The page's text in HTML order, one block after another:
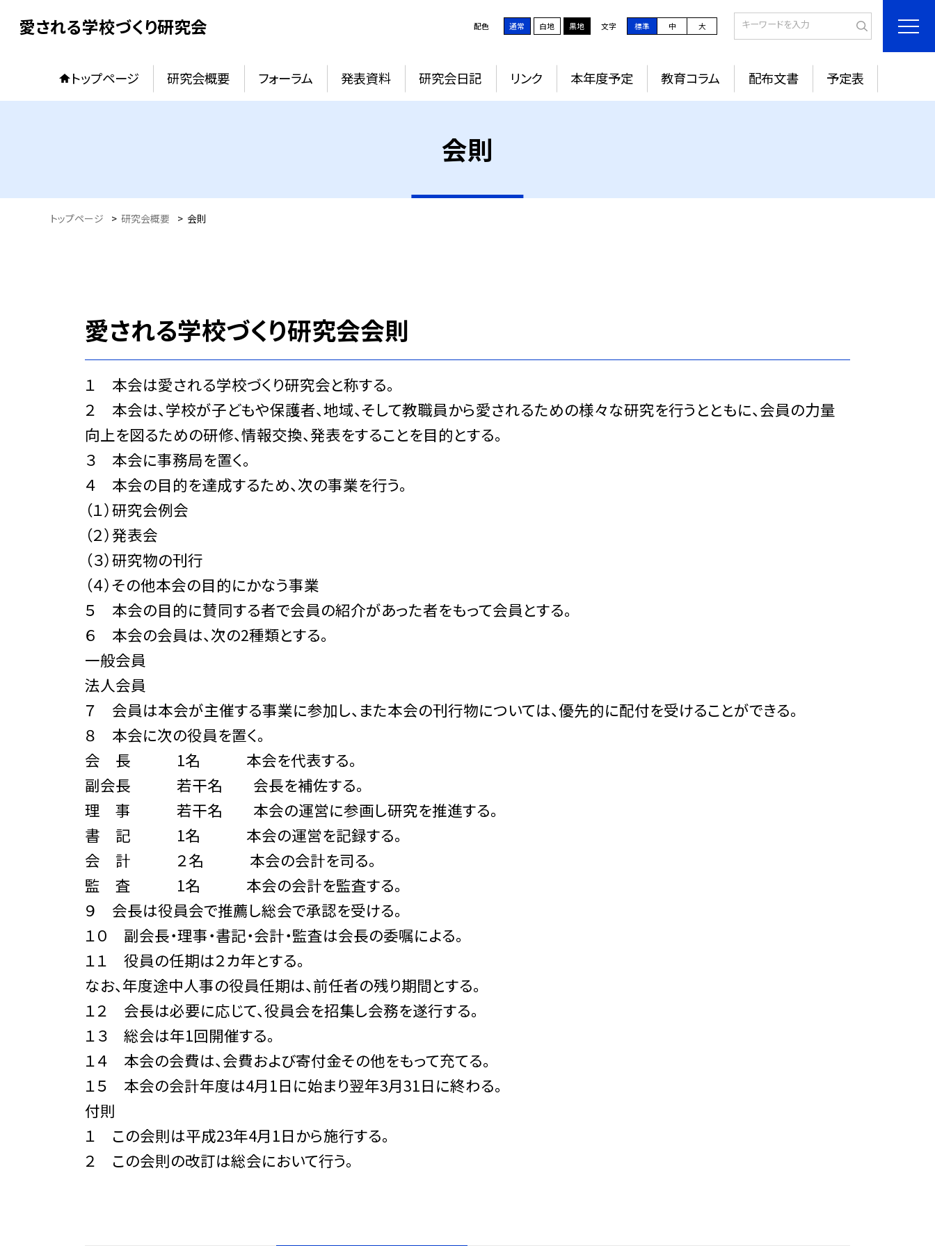
愛される学校づくり研究会 配色 通常 白地 黒地 文字 標準 中 大
トップページ 研究会概要 フォーラム 発表資料 研究会日記 リンク 本年度予定 教育コラム 配布文書 予定表
会則
トップページ > 研究会概要 > 会則
愛される学校づくり研究会会則
１ 本会は愛される学校づくり研究会と称する。
２ 本会は、学校が子どもや保護者、地域、そして教職員から愛されるための様々な研究を行うとともに、会員の力量
向上を図るための研修、情報交換、発表をすることを目的とする。
３ 本会に事務局を置く。
４ 本会の目的を達成するため、次の事業を行う。
（１）研究会例会
（２）発表会
（３）研究物の刊行
（４）その他本会の目的にかなう事業
５ 本会の目的に賛同する者で会員の紹介があった者をもって会員とする。
６ 本会の会員は、次の2種類とする。
一般会員
法人会員
７ 会員は本会が主催する事業に参加し、また本会の刊行物については、優先的に配付を受けることができる。
８ 本会に次の役員を置く。
会 長 1名 本会を代表する。
副会長 若干名 会長を補佐する。
理 事 若干名 本会の運営に参画し研究を推進する。
書 記 1名 本会の運営を記録する。
会 計 ２名 本会の会計を司る。
監 査 1名 本会の会計を監査する。
９ 会長は役員会で推薦し総会で承認を受ける。
１０ 副会長・理事・書記・会計・監査は会長の委嘱による。
１１ 役員の任期は２カ年とする。
なお、年度途中人事の役員任期は、前任者の残り期間とする。
１２ 会長は必要に応じて、役員会を招集し会務を遂行する。
１３ 総会は年1回開催する。
１４ 本会の会費は、会費および寄付金その他をもって充てる。
１５ 本会の会計年度は4月1日に始まり翌年3月31日に終わる。
付則
１ この会則は平成23年4月1日から施行する。
２ この会則の改訂は総会において行う。